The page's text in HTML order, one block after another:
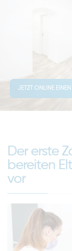
JETZT ONLINE
Der erste
bereiten
vor